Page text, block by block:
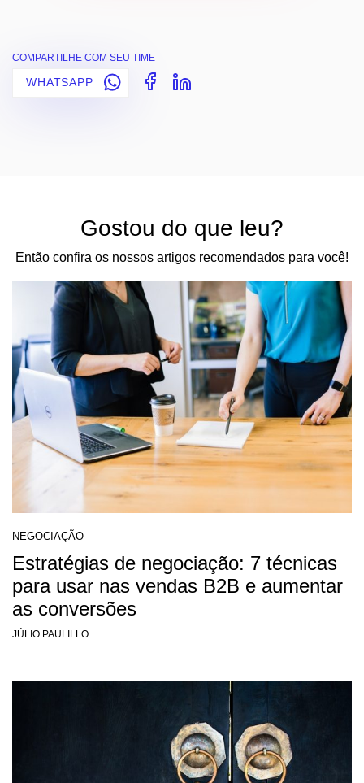
COMPARTILHE COM SEU TIME
WHATSAPP
Gostou do que leu?
Então confira os nossos artigos recomendados para você!
NEGOCIAÇÃO
Estratégias de negociação: 7 técnicas
para usar nas vendas B2B e aumentar
as conversões
JÚLIO PAULILLO